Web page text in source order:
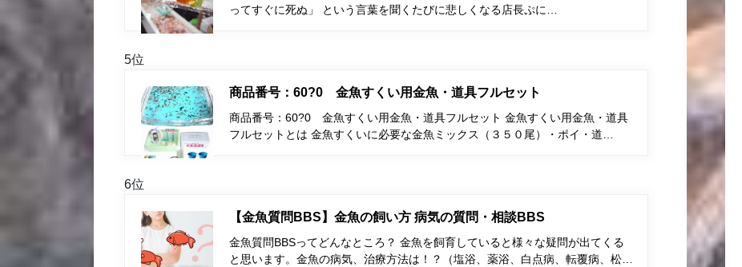
ってすぐに死ぬ」 という言葉を聞くたびに悲しくなる店長ぷに…
5位
商品番号：60?0 金魚すくい用金魚・道具フルセット
商品番号：60?0 金魚すくい用金魚・道具フルセット 金魚すくい用金魚・道具
フルセットとは 金魚すくいに必要な金魚ミックス（３５０尾）・ポイ・道…
6位
【金魚質問BBS】金魚の飼い方 病気の質問・相談BBS
金魚質問BBSってどんなところ？ 金魚を飼育していると様々な疑問が出てくる
と思います。金魚の病気、治療方法は！？（塩浴、薬浴、白点病、転覆病、松…